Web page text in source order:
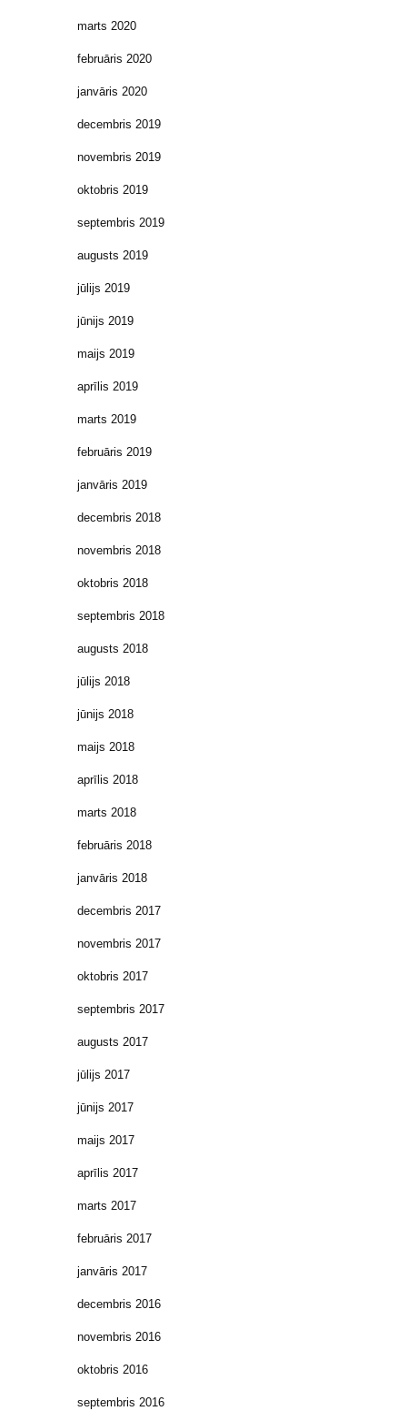
marts 2020
februāris 2020
janvāris 2020
decembris 2019
novembris 2019
oktobris 2019
septembris 2019
augusts 2019
jūlijs 2019
jūnijs 2019
maijs 2019
aprīlis 2019
marts 2019
februāris 2019
janvāris 2019
decembris 2018
novembris 2018
oktobris 2018
septembris 2018
augusts 2018
jūlijs 2018
jūnijs 2018
maijs 2018
aprīlis 2018
marts 2018
februāris 2018
janvāris 2018
decembris 2017
novembris 2017
oktobris 2017
septembris 2017
augusts 2017
jūlijs 2017
jūnijs 2017
maijs 2017
aprīlis 2017
marts 2017
februāris 2017
janvāris 2017
decembris 2016
novembris 2016
oktobris 2016
septembris 2016